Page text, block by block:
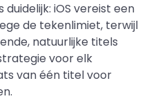
iOS vereist een
de tekenlimiet, terwijl
natuurlijke titels
voor elk
van één titel voor